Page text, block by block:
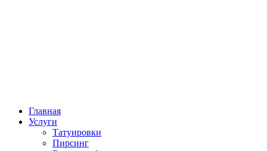
Главная
Услуги
Татуировки
Пирсинг